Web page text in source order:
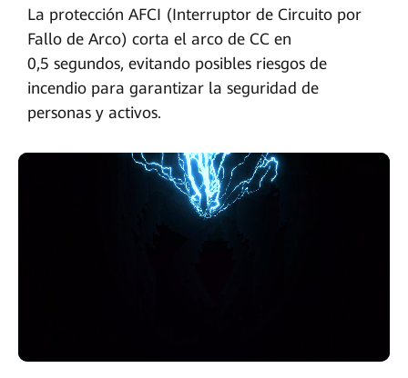
La protección AFCI (Interruptor de Circuito por
Fallo de Arco) corta el arco de CC en
0,5 segundos, evitando posibles riesgos de
incendio para garantizar la seguridad de
personas y activos.